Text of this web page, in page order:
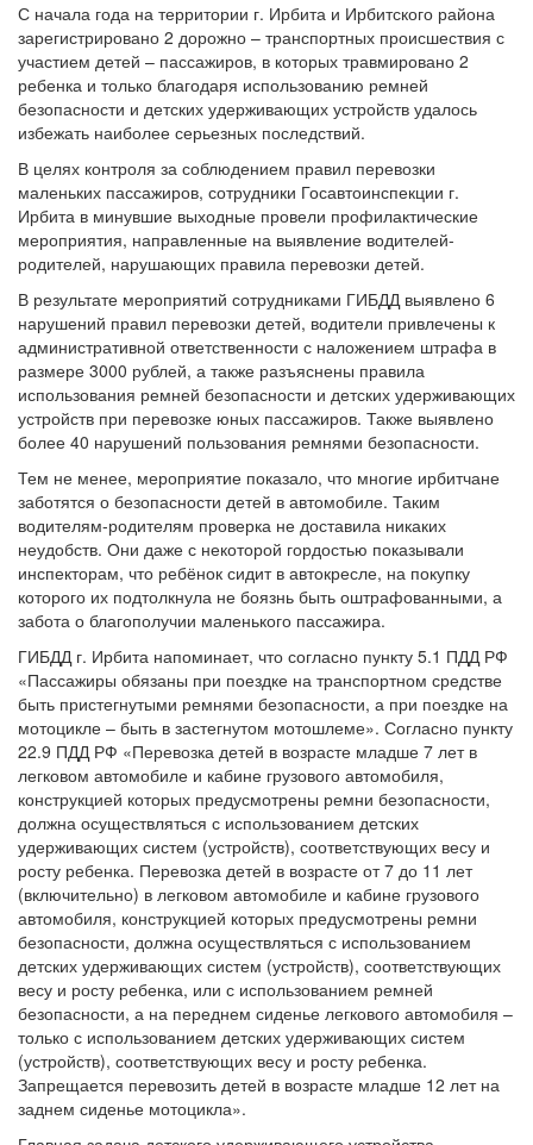
С начала года на территории г. Ирбита и Ирбитского района
зарегистрировано 2 дорожно – транспортных происшествия с
участием детей – пассажиров, в которых травмировано 2
ребенка и только благодаря использованию ремней
безопасности и детских удерживающих устройств удалось
избежать наиболее серьезных последствий.
В целях контроля за соблюдением правил перевозки
маленьких пассажиров, сотрудники Госавтоинспекции г.
Ирбита в минувшие выходные провели профилактические
мероприятия, направленные на выявление водителей-
родителей, нарушающих правила перевозки детей.
В результате мероприятий сотрудниками ГИБДД выявлено 6
нарушений правил перевозки детей, водители привлечены к
административной ответственности с наложением штрафа в
размере 3000 рублей, а также разъяснены правила
использования ремней безопасности и детских удерживающих
устройств при перевозке юных пассажиров. Также выявлено
более 40 нарушений пользования ремнями безопасности.
Тем не менее, мероприятие показало, что многие ирбитчане
заботятся о безопасности детей в автомобиле. Таким
водителям-родителям проверка не доставила никаких
неудобств. Они даже с некоторой гордостью показывали
инспекторам, что ребёнок сидит в автокресле, на покупку
которого их подтолкнула не боязнь быть оштрафованными, а
забота о благополучии маленького пассажира.
ГИБДД г. Ирбита напоминает, что согласно пункту 5.1 ПДД РФ
«Пассажиры обязаны при поездке на транспортном средстве
быть пристегнутыми ремнями безопасности, а при поездке на
мотоцикле – быть в застегнутом мотошлеме». Согласно пункту
22.9 ПДД РФ «Перевозка детей в возрасте младше 7 лет в
легковом автомобиле и кабине грузового автомобиля,
конструкцией которых предусмотрены ремни безопасности,
должна осуществляться с использованием детских
удерживающих систем (устройств), соответствующих весу и
росту ребенка. Перевозка детей в возрасте от 7 до 11 лет
(включительно) в легковом автомобиле и кабине грузового
автомобиля, конструкцией которых предусмотрены ремни
безопасности, должна осуществляться с использованием
детских удерживающих систем (устройств), соответствующих
весу и росту ребенка, или с использованием ремней
безопасности, а на переднем сиденье легкового автомобиля –
только с использованием детских удерживающих систем
(устройств), соответствующих весу и росту ребенка.
Запрещается перевозить детей в возрасте младше 12 лет на
заднем сиденье мотоцикла».